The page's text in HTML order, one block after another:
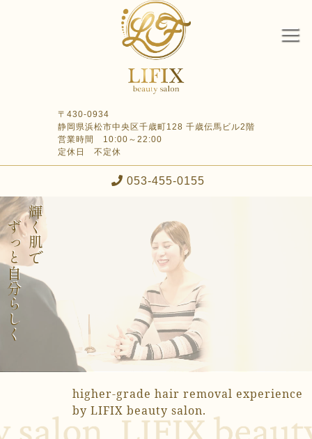
〒430-0934
静岡県浜松市中央区千歳町128 千歳伝馬ビル2階
営業時間 10:00～22:00
定休日 不定休
053-455-0155
輝く肌で
ずっと自分らしく
higher-grade hair removal experience
by LIFIX beauty salon.